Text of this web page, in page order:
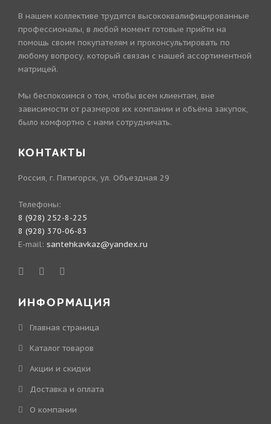
В нашем коллективе трудятся высококвалифицированные
профессионалы, в любой момент готовые прийти на
помощь своим покупателям и проконсультировать по
любому вопросу, который связан с нашей ассортиментной
матрицей.
Мы беспокоимся о том, чтобы всем клиентам, вне
зависимости от размеров их компании и объёма закупок,
было комфортно с нами сотрудничать.
КОНТАКТЫ
Россия, г. Пятигорск, ул. Объездная 29
Телефоны:
8 (928) 252-8-225
8 (928) 370-06-83
E-mail: santehkavkaz@yandex.ru
ИНФОРМАЦИЯ
Главная страница
Каталог товаров
Акции и скидки
Доставка и оплата
О компании